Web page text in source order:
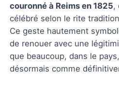
couronné à Reims en 1825,
célébré selon le rite
Ce geste hautement
de renouer avec une
que beaucoup, dans le
désormais comme